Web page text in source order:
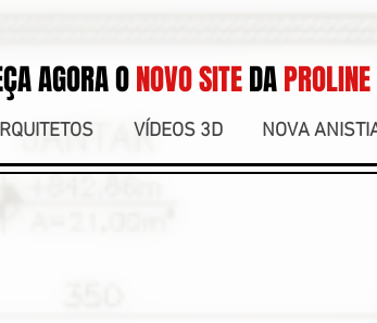
AGORA ONOVO SITEDAPROLINE
VÍDEOS 3D NOVA